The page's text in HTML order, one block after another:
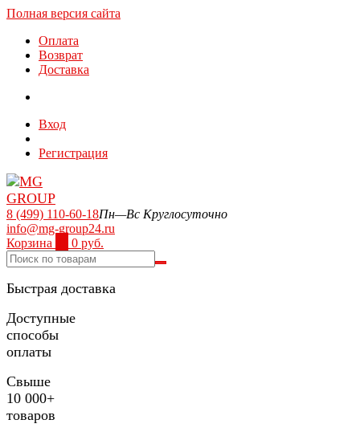
Полная версия сайта
Оплата
Возврат
Доставка
Вход
Регистрация
8 (499) 110-60-18Пн—Вс Круглосуточно
info@mg-group24.ru
Корзина
0 руб.
Быстрая доставка
Доступные
способы
оплаты
Свыше
10 000+
товаров